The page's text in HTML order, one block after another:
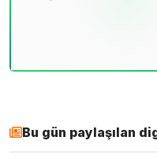
Bu gün paylaşılan